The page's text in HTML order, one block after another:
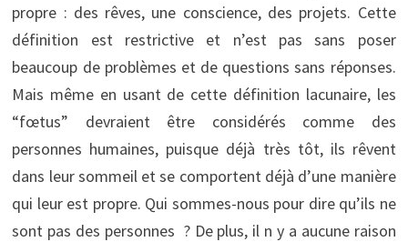
propre : des rêves, une conscience, des projets. Cette
définition est restrictive et n’est pas sans poser
beaucoup de problèmes et de questions sans réponses.
Mais même en usant de cette définition lacunaire, les
“fœtus” devraient être considérés comme des
personnes humaines, puisque déjà très tôt, ils rêvent
dans leur sommeil et se comportent déjà d’une manière
qui leur est propre. Qui sommes-nous pour dire qu’ils ne
sont pas des personnes ? De plus, il n y a aucune raison